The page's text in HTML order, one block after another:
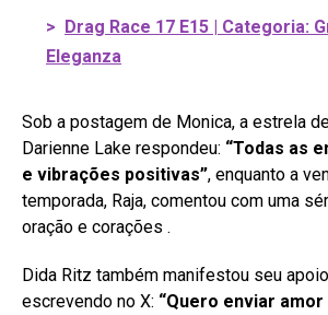
> Drag Race 17 E15 | Categoria:
Eleganza
Sob a postagem de Monica, a estrela
Darienne Lake respondeu: “Todas as
e vibrações positivas”, enquanto a
temporada, Raja, comentou com uma
oração e corações .
Dida Ritz também manifestou seu
escrevendo no X: “Quero enviar